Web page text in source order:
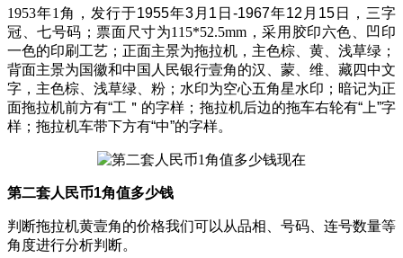
1953年1 角， 发行于1955年3月1日-1967年12月15日， 三字
冠、七号码；票面尺寸为115*52.5mm，采用胶印六色、凹印
一色的印刷工艺；正面主景为拖拉机，主色棕、黄、浅草绿；
背面主景为国徽和中国人民银行壹角的汉、蒙、维、藏四中文
字 ， 主色棕、浅草绿、粉；水印为空心五角星水印；暗记为正
面拖拉机前方有“工＂的字样；拖拉机后边的拖车右轮有“上”字
样；拖拉机车带下方有“中”的字样。
第二套人民币1角值多少钱
判断拖拉机黄壹角的价格我们可以从品相、号码、连号数量等
角度进行分析判断。